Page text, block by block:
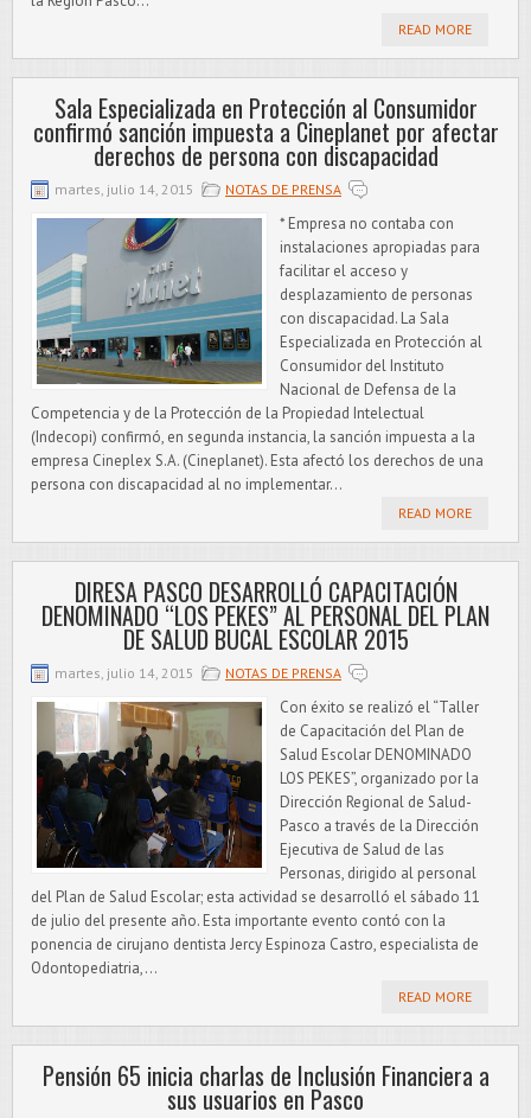
READ MORE
Sala Especializada en Protección al Consumidor
confirmó sanción impuesta a Cineplanet por afectar
derechos de persona con discapacidad
martes, julio 14, 2015 NOTAS DE PRENSA
* Empresa no contaba con
instalaciones apropiadas para
facilitar el acceso y
desplazamiento de personas
con discapacidad. La Sala
Especializada en Protección al
Consumidor del Instituto
Nacional de Defensa de la
Competencia y de la Protección de la Propiedad Intelectual
(Indecopi) confirmó, en segunda instancia, la sanción impuesta a la
empresa Cineplex S.A. (Cineplanet). Esta afectó los derechos de una
persona con discapacidad al no implementar...
READ MORE
DIRESA PASCO DESARROLLÓ CAPACITACIÓN
DENOMINADO “LOS PEKES” AL PERSONAL DEL PLAN
DE SALUD BUCAL ESCOLAR 2015
martes, julio 14, 2015 NOTAS DE PRENSA
Con éxito se realizó el “Taller
de Capacitación del Plan de
Salud Escolar DENOMINADO
LOS PEKES”, organizado por la
Dirección Regional de Salud-
Pasco a través de la Dirección
Ejecutiva de Salud de las
Personas, dirigido al personal
del Plan de Salud Escolar; esta actividad se desarrolló el sábado 11
de julio del presente año. Esta importante evento contó con la
ponencia de cirujano dentista Jercy Espinoza Castro, especialista de
Odontopediatria,...
READ MORE
Pensión 65 inicia charlas de Inclusión Financiera a
sus usuarios en Pasco